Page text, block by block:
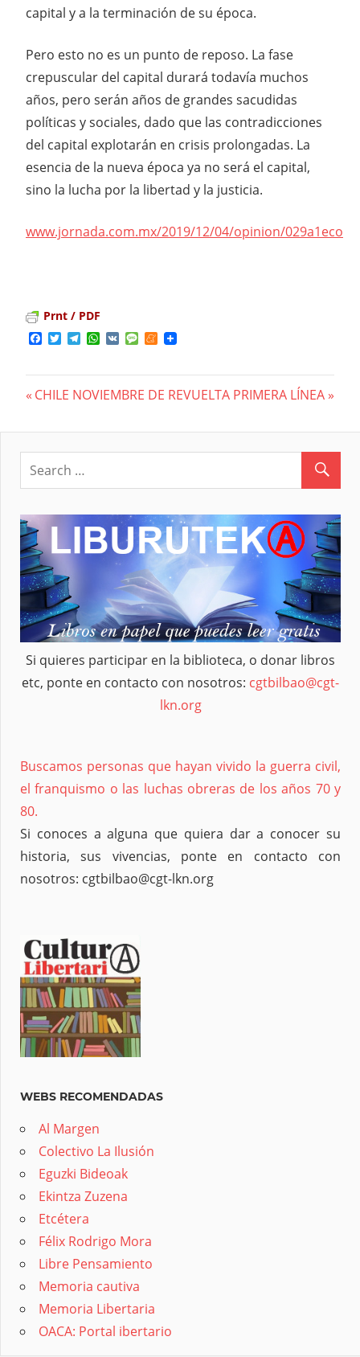
capital y a la terminación de su época.
Pero esto no es un punto de reposo. La fase
crepuscular del capital durará todavía muchos
años, pero serán años de grandes sacudidas
políticas y sociales, dado que las contradicciones
del capital explotarán en crisis prolongadas. La
esencia de la nueva época ya no será el capital,
sino la lucha por la libertad y la justicia.
www.jornada.com.mx/2019/12/04/opinion/029a1eco
Prnt / PDF
Facebook
TwitterTelegram
WhatsApp
VK MessageMeneame
de
entradas
Previous
CHILE NOVIEMBRE DE REVUELTA Next
PRIMERA LÍNEA
Si quieres participar en la biblioteca, o donar libros
etc, ponte en contacto con nosotros: cgtbilbao@cgt-
lkn.org
Buscamos personas que hayan vivido la guerra civil,
el franquismo o las luchas obreras de los años 70 y
80.
Si conoces a alguna que quiera dar a conocer su
historia, sus vivencias, ponte en contacto con
nosotros: cgtbilbao@cgt-lkn.org
WEBS RECOMENDADAS
Al Margen
Colectivo La Ilusión
Eguzki Bideoak
Ekintza Zuzena
Etcétera
Félix Rodrigo Mora
Libre Pensamiento
Memoria cautiva
Memoria Libertaria
OACA: Portal ibertario